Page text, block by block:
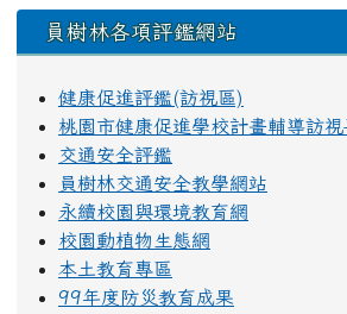
員樹林各項評鑑網站
健康促進評鑑(訪視區)
桃園市健康促進學校計畫輔導訪視
交通安全評鑑
員樹林交通安全教學網站
永續校園與環境教育網
校園動植物生態網
本土教育專區
99年度防災教育成果